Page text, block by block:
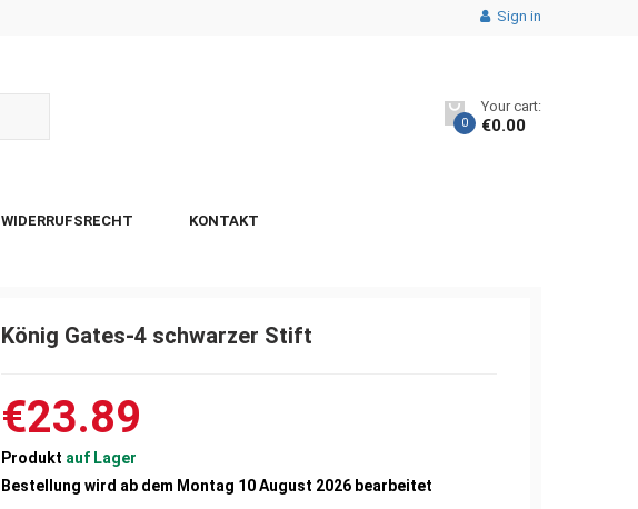
Sign in
0
Your cart:
€0.00
WIDERRUFSRECHT KONTAKT
König Gates-4 schwarzer Stift
€23.89
Produkt auf Lager
Bestellung wird ab dem Montag 10 August 2026 bearbeitet